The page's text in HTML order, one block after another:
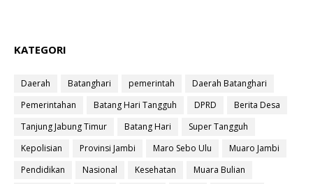
KATEGORI
Daerah Batanghari pemerintah
Daerah Batanghari
Pemerintahan
Batang Hari Tangguh DPRD
Berita Desa
Tanjung Jabung Timur
Batang Hari
Super Tangguh
Kepolisian
Provinsi Jambi Maro Sebo Ulu
Muaro Jambi
Pendidikan
Nasional Kesehatan
Muara Bulian